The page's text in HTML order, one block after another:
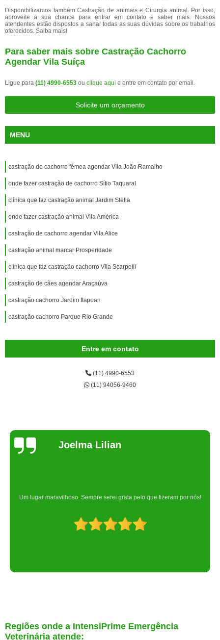
Disponibilizamos também Castração de animais e Cirurgia animal. Por isso,
aproveite a sua chance para entrar em contato e saber mais. Nossos
atendentes estão dispostos a sanar todas as suas dúvidas sobre os trabalhos
oferecidos. Saiba mais!
Para saber mais sobre Castração Cachorro
Agendar Vila Suíça
Ligue para (11) 4990-6553 ou clique aqui e entre em contato por email.
Solicite um orçamento
MENU
castração de cachorro fêmea agendar Vila João Ramalho
onde fazer castração de cachorro Sítio Taquaral
clínica que faz castração animal Jardim Stella
onde fazer castração animal Vila América
castração de cachorro agendar Vila Alice
castração animal marcar Prosperidade
clínica que faz castração cachorro Vila Scarpelli
castração de cães agendar Araçaúva
castração cachorro Jardim Itapoan
castração cachorro Parque Rio Grande
Entre em contato
(11) 4990-6553
(11) 94056-9460
Joelma Lilian
Um lugar maravilhoso. Sempre serei grata pelo que fizeram por nós!
Regiões onde a IntensiPrime Emergência
Veterinária atende: